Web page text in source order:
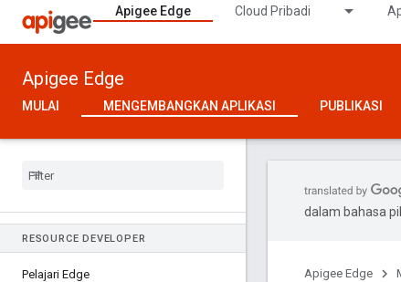
Apigee Edge Cloud Pribadi
Apigee Edge
MULAI MENGEMBANGKAN APLIKASI PUBLIKASI
RESOURCE DEVELOPER
Pelajari Edge
dalam bahasa
Apigee Edge